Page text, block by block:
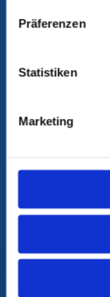
Präferenzen
Statistiken
Marketing